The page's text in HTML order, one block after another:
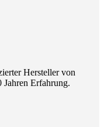
Hersteller von
Jahren Erfahrung.